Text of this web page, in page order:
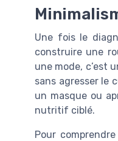
Une fois le
construire une
une mode, c’est
sans agresser le
un masque ou
nutritif ciblé.
Pour